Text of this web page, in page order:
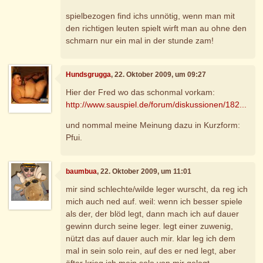
spielbezogen find ichs unnötig, wenn man mit
den richtigen leuten spielt wirft man au ohne den
schmarn nur ein mal in der stunde zam!
Hundsgrugga, 22. Oktober 2009, um 09:27
Hier der Fred wo das schonmal vorkam:
http://www.sauspiel.de/forum/diskussionen/182...
und nommal meine Meinung dazu in Kurzform:
Pfui.
baumbua, 22. Oktober 2009, um 11:01
mir sind schlechte/wilde leger wurscht, da reg ich
mich auch ned auf. weil: wenn ich besser spiele
als der, der blöd legt, dann mach ich auf dauer
gewinn durch seine leger. legt einer zuwenig,
nützt das auf dauer auch mir. klar leg ich dem
mal in sein solo rein, auf des er ned legt, aber